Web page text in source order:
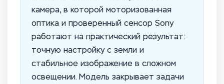
камера, в которой моторизованная
оптика и проверенный сенсор Sony
работают на практический результат:
точную настройку с земли и
стабильное изображение в сложном
освещении. Модель закрывает задачи